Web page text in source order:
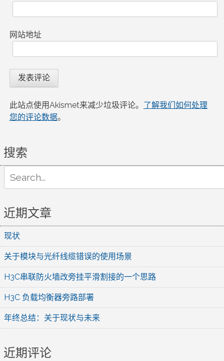
网站地址
此站点使用Akismet来减少垃圾评论。 了解我们如何处理
您的评论数据。
搜索
for:
近期文章
现状
关于模块与光纤线缆错误的使用场景
H3C串联防火墙改旁挂平滑割接的一个思路
H3C 负载均衡器旁路部署
年终总结：关于现状与未来
近期评论